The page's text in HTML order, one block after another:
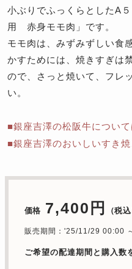
小ぶりでふっくらとしたA
用 赤身モモ肉」です。
モモ肉は、みずみずしい食
かすためには、焼きすぎは
ので、さっと焼いて、フレ
い。
■銀座吉澤の松阪牛について
■銀座吉澤のおいしいすき
価格 7,400円 （税込
販売期間：'25/11/29 00:00
ご希望の配達期間と購入数